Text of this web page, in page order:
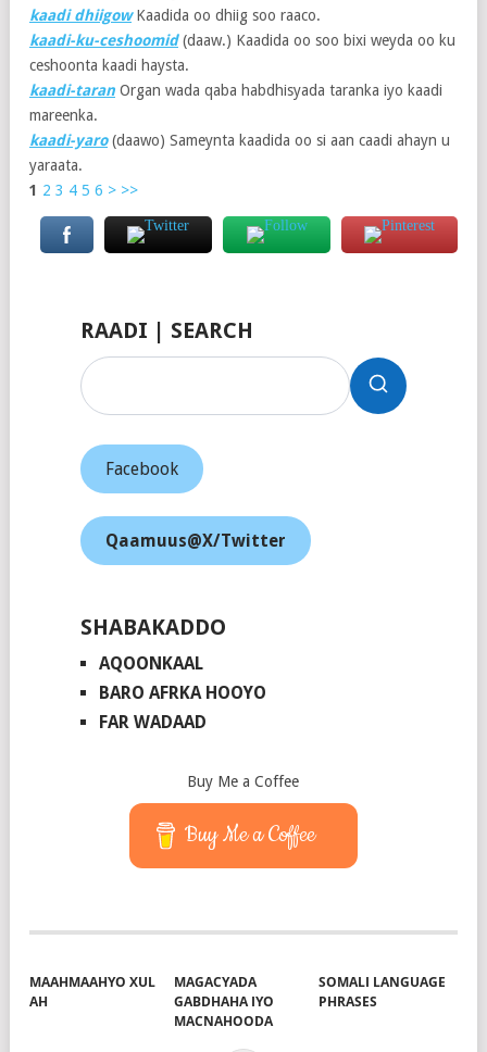
kaadi dhiigowKaadida oo dhiig soo raaco.
kaadi-ku-ceshoomid(daaw.) Kaadida oo soo bixi weyda oo ku
ceshoonta kaadi haysta.
kaadi-taran Organ wada qaba habdhisyada taranka iyo kaadi
mareenka.
kaadi-yaro(daawo) Sameynta kaadida oo si aan caadi ahayn u
yaraata.
1 2 3 4 5 6 > >>
RAADI | SEARCH
Facebook
Qaamuus@X/Twitter
SHABAKADDO
AQOONKAAL
BARO AFRKA HOOYO
FAR WADAAD
Buy Me a Coffee
Buy Me a Coffee
MAAHMAAHYO XUL
AH
MAGACYADA
GABDHAHA IYO
MACNAHOODA
SOMALI LANGUAGE
PHRASES